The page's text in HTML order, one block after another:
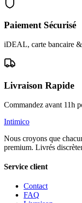
Paiement Sécurisé
iDEAL, carte bancaire
Livraison Rapide
Commandez avant 11h
Intimico
Nous croyons que
premium. Livrés
Service client
Contact
FAQ